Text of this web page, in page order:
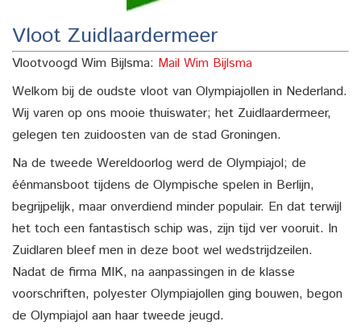
Vloot Zuidlaardermeer
Vlootvoogd Wim Bijlsma: Mail Wim Bijlsma
Welkom bij de oudste vloot van Olympiajollen in Nederland.
Wij varen op ons mooie thuiswater; het Zuidlaardermeer,
gelegen ten zuidoosten van de stad Groningen.
Na de tweede Wereldoorlog werd de Olympiajol; de
éénmansboot tijdens de Olympische spelen in Berlijn,
begrijpelijk, maar onverdiend minder populair. En dat terwijl
het toch een fantastisch schip was, zijn tijd ver vooruit. In
Zuidlaren bleef men in deze boot wel wedstrijdzeilen.
Nadat de firma MIK, na aanpassingen in de klasse
voorschriften, polyester Olympiajollen ging bouwen, begon
de Olympiajol aan haar tweede jeugd.